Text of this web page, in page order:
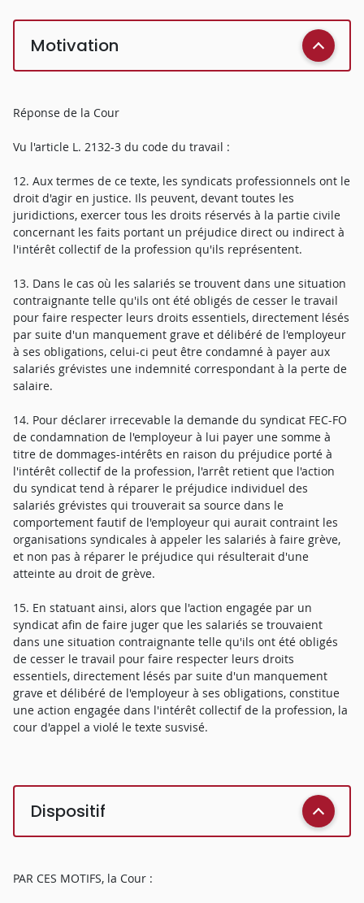
Motivation
Réponse de la Cour
Vu l'article L. 2132-3 du code du travail :
12. Aux termes de ce texte, les syndicats professionnels ont le
droit d'agir en justice. Ils peuvent, devant toutes les
juridictions, exercer tous les droits réservés à la partie civile
concernant les faits portant un préjudice direct ou indirect à
l'intérêt collectif de la profession qu'ils représentent.
13. Dans le cas où les salariés se trouvent dans une situation
contraignante telle qu'ils ont été obligés de cesser le travail
pour faire respecter leurs droits essentiels, directement lésés
par suite d'un manquement grave et délibéré de l'employeur
à ses obligations, celui-ci peut être condamné à payer aux
salariés grévistes une indemnité correspondant à la perte de
salaire.
14. Pour déclarer irrecevable la demande du syndicat FEC-FO
de condamnation de l'employeur à lui payer une somme à
titre de dommages-intérêts en raison du préjudice porté à
l'intérêt collectif de la profession, l'arrêt retient que l'action
du syndicat tend à réparer le préjudice individuel des
salariés grévistes qui trouverait sa source dans le
comportement fautif de l'employeur qui aurait contraint les
organisations syndicales à appeler les salariés à faire grève,
et non pas à réparer le préjudice qui résulterait d'une
atteinte au droit de grève.
15. En statuant ainsi, alors que l'action engagée par un
syndicat afin de faire juger que les salariés se trouvaient
dans une situation contraignante telle qu'ils ont été obligés
de cesser le travail pour faire respecter leurs droits
essentiels, directement lésés par suite d'un manquement
grave et délibéré de l'employeur à ses obligations, constitue
une action engagée dans l'intérêt collectif de la profession, la
cour d'appel a violé le texte susvisé.
Dispositif
PAR CES MOTIFS, la Cour :